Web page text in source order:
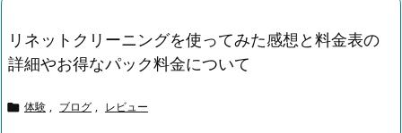
リネットクリーニングを使ってみた感想と料金表の
詳細やお得なパック料金について
 体験 , ブログ , レビュー